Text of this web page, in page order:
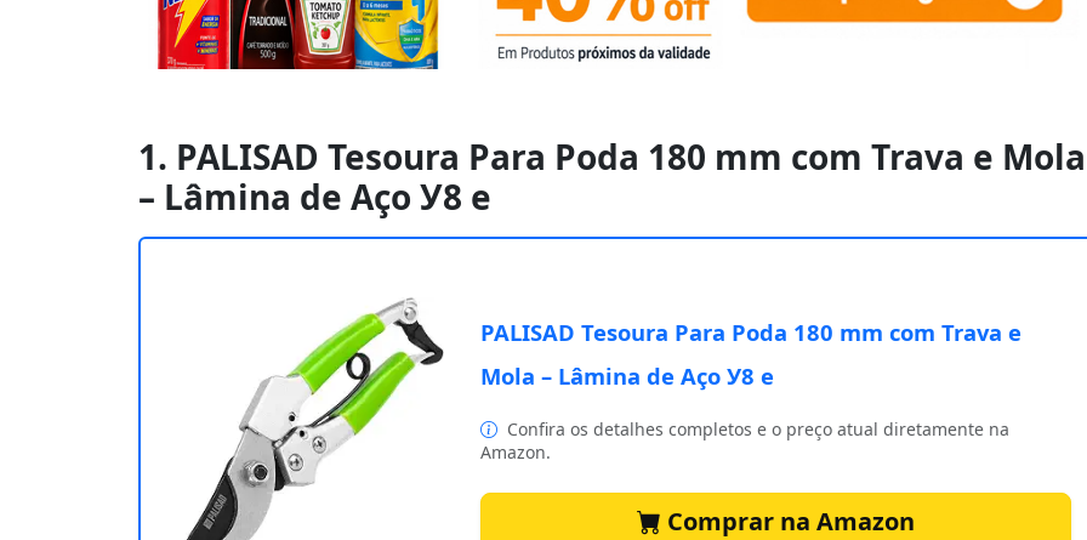
1. PALISAD Tesoura Para Poda 180 mm com Trava e Mola
– Lâmina de Aço У8 e
PALISAD Tesoura Para Poda 180 mm com Trava e
Mola – Lâmina de Aço У8 e
Confira os detalhes completos e o preço atual diretamente na
Amazon.
Comprar na Amazon